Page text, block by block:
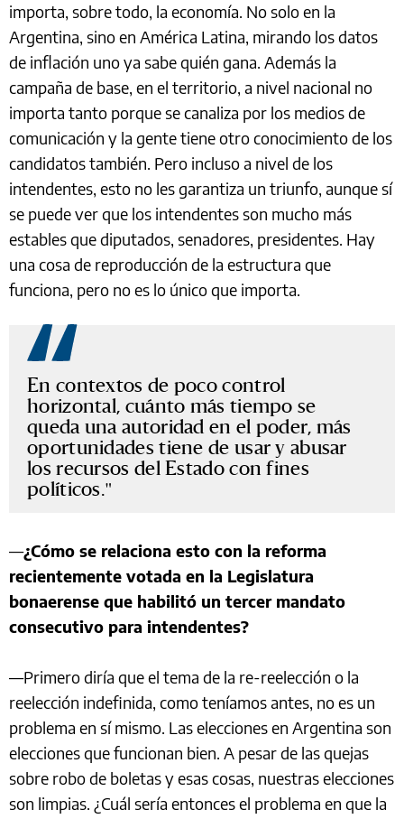
importa, sobre todo, la economía. No solo en la
Argentina, sino en América Latina, mirando los datos
de inflación uno ya sabe quién gana. Además la
campaña de base, en el territorio, a nivel nacional no
importa tanto porque se canaliza por los medios de
comunicación y la gente tiene otro conocimiento de los
candidatos también. Pero incluso a nivel de los
intendentes, esto no les garantiza un triunfo, aunque sí
se puede ver que los intendentes son mucho más
estables que diputados, senadores, presidentes. Hay
una cosa de reproducción de la estructura que
funciona, pero no es lo único que importa.
En contextos de poco control
horizontal, cuánto más tiempo se
queda una autoridad en el poder, más
oportunidades tiene de usar y abusar
los recursos del Estado con fines
políticos.
—¿Cómo se relaciona esto con la reforma
recientemente votada en la Legislatura
bonaerense que habilitó un tercer mandato
consecutivo para intendentes?
—Primero diría que el tema de la re-reelección o la
reelección indefinida, como teníamos antes, no es un
problema en sí mismo. Las elecciones en Argentina son
elecciones que funcionan bien. A pesar de las quejas
sobre robo de boletas y esas cosas, nuestras elecciones
son limpias. ¿Cuál sería entonces el problema en que la